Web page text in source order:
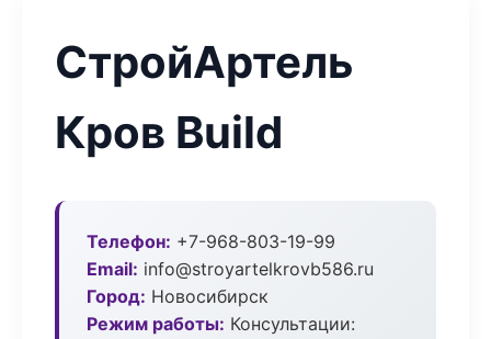
СтройАртель
Кров Build
Телефон: +7-968-803-19-99
Email: info@stroyartelkrovb586.ru
Город: Новосибирск
Режим работы: Консультации: